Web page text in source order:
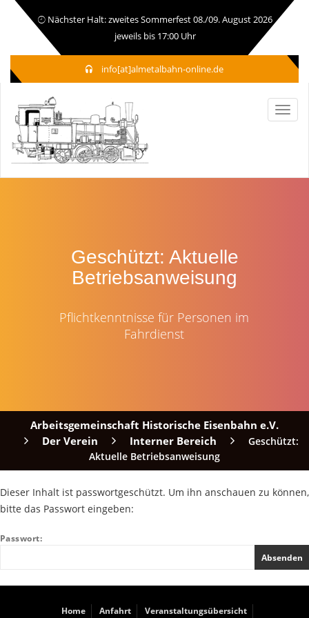
Nächster Halt: zweites Sommerfest 08./09. August 2026
jeweils bis 17:00 Uhr
info[at]almetalbahn-online.de
Geschützt: Aktuelle
Betriebsanweisung
Pflichtkenntnisse für Personen im
Fahrdienst
Arbeitsgemeinschaft Historische Eisenbahn e.V.
Der Verein
Interner Bereich
Geschützt:
Aktuelle Betriebsanweisung
Dieser Inhalt ist passwortgeschützt. Um ihn anschauen zu können,
bitte das Passwort eingeben:
Passwort:
Home Anfahrt Veranstaltungsübersicht